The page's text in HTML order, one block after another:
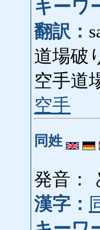
キーワ
翻訳：
道場破
空手道
空手
同姓
発音：
漢字：